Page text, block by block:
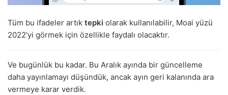
Tüm bu ifadeler artık tepki olarak kullanılabilir, Moai yüzü
2022'yi görmek için özellikle faydalı olacaktır.
Ve bugünlük bu kadar. Bu Aralık ayında bir güncelleme
daha yayınlamayı düşündük, ancak ayın geri kalanında ara
vermeye karar verdik.